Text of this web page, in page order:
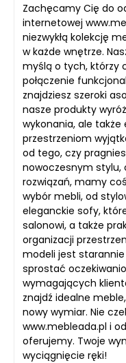
Zachęcamy Cię do
internetowej
niezwykłą kolekcję
w każde wnętrze.
myślą o tych, którzy
połączenie
znajdziesz szeroki
nasze produkty
wykonania, ale
przestrzeniom
od tego, czy
nowoczesnym stylu,
rozwiązań, mamy
wybór mebli, od
eleganckie sofy,
salonowi, a także
organizacji
modeli jest
sprostać
wymagających
znajdź idealne
nowy wymiar. Nie
www.mebleada.pl i
oferujemy. Twoje
wyciągnięcie ręki!